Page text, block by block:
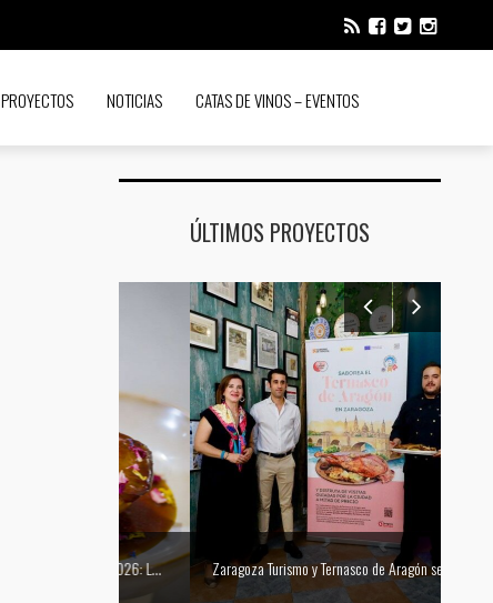
PROYECTOS NOTICIAS CATAS DE VINOS – EVENTOS
ÚLTIMOS PROYECTOS
Zaragoza Turismo y Ternasco de Aragón se unen para promocionar la ciudad a través de su gastronomía